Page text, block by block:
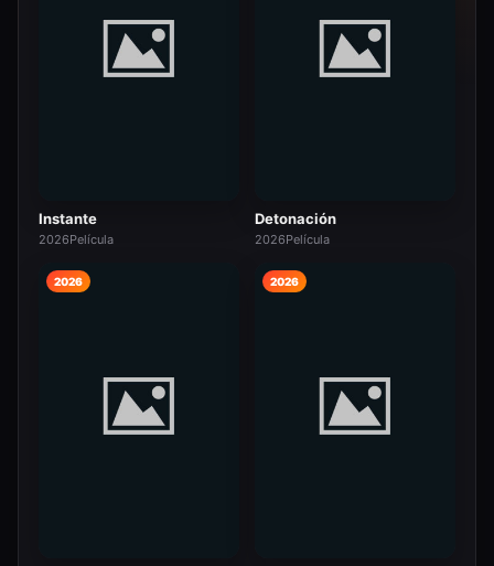
Instante
2026Película
Detonación
2026Película
2026 2026